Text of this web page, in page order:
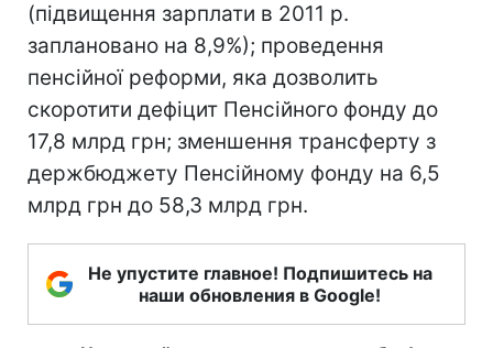
(підвищення зарплати в 2011 р.
заплановано на 8,9%); проведення
пенсійної реформи, яка дозволить
скоротити дефіцит Пенсійного фонду до
17,8 млрд грн; зменшення трансферту з
держбюджету Пенсійному фонду на 6,5
млрд грн до 58,3 млрд грн.
Не упустите главное! Подпишитесь на
наши обновления в Google!